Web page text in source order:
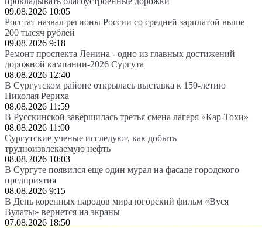
09.08.2026 10:05
Росстат назвал регионы России со средней зарплатой выше
200 тысяч рублей
09.08.2026 9:18
Ремонт проспекта Ленина - одно из главных достижений
дорожной кампании-2026 Сургута
08.08.2026 12:40
В Сургутском районе открылась выставка к 150-летию
Николая Рериха
08.08.2026 11:59
В Русскинской завершилась третья смена лагеря «Кар-Тохи»
08.08.2026 11:00
Сургутские ученые исследуют, как добыть
трудноизвлекаемую нефть
08.08.2026 10:03
В Сургуте появился еще один мурал на фасаде городского
предприятия
08.08.2026 9:15
В День коренных народов мира югорский фильм «Вуся
Вулаты» вернется на экраны
07.08.2026 18:50